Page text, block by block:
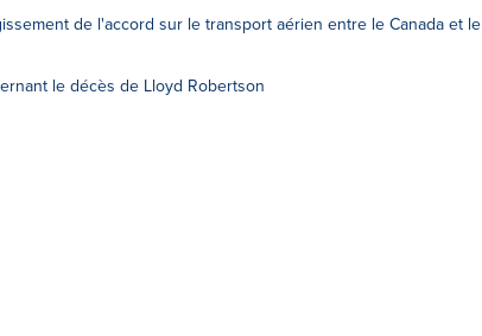
de l'accord sur le transport aérien entre le Canada et le
le décès de Lloyd Robertson